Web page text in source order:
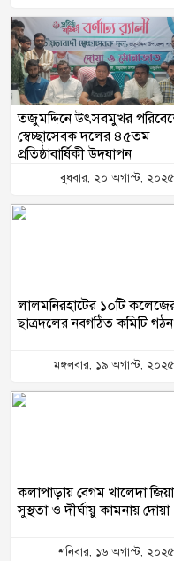
তজুমদ্দিনে উৎসবমুখর
স্বেচ্ছাসেবক দলের ৪৫তম
প্রতিষ্ঠাবার্ষিকী উদযাপন
বুধবার, ২০ অগাস্ট, ২০২৫
লালমনিরহাটের ১০টি
ছাত্রদলের নবগঠিত কমিটি গঠন
মঙ্গলবার, ১৯ অগাস্ট, ২০২৫
কলাপাড়ায় বেগম খালেদা
সুস্থতা ও দীর্ঘায়ু কামনায় দোয়া
শনিবার, ১৬ অগাস্ট, ২০২৫